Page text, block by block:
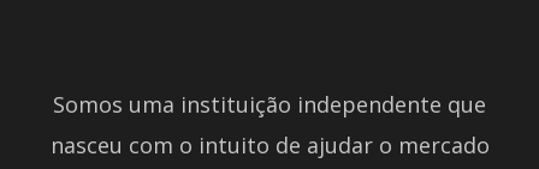
Somos uma instituição independente que
nasceu com o intuito de ajudar o mercado